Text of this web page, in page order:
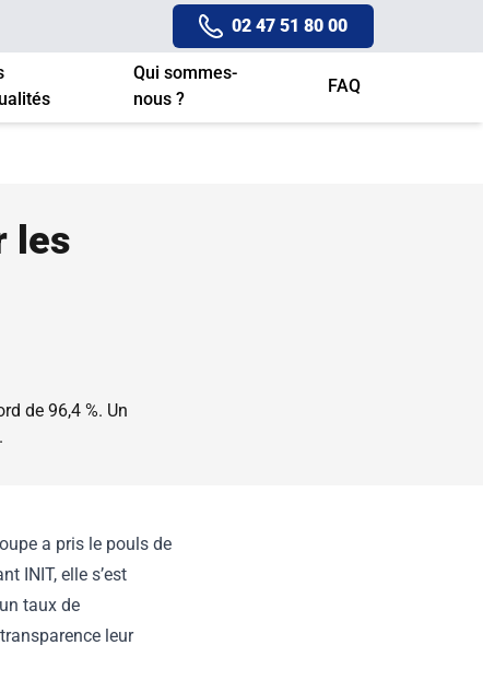
02 47 51 80 00
Qui sommes-
nous ?
FAQ
les
de 96,4 %. Un
a pris le pouls de
INIT, elle s’est
taux de
leur